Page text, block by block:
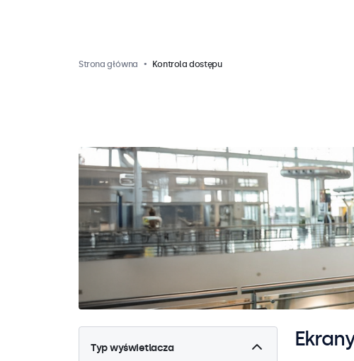
Strona główna Kontrola dostępu
Typ wyświetlacza